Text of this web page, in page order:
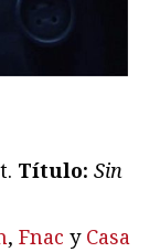
Título: Sin
, Fnac y Casa